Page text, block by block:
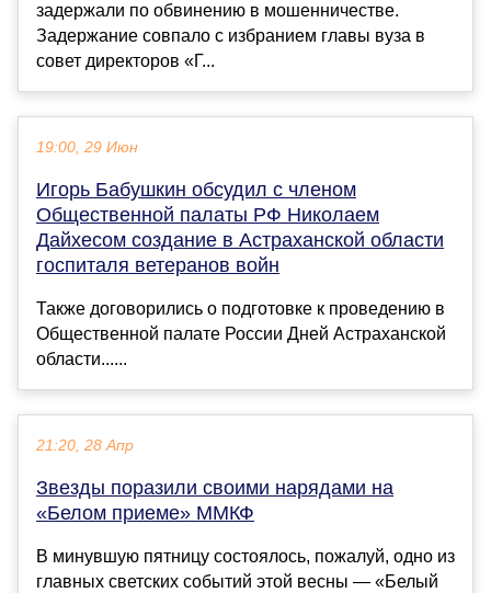
задержали по обвинению в мошенничестве.
Задержание совпало с избранием главы вуза в
совет директоров «Г...
19:00, 29 Июн
Игорь Бабушкин обсудил с членом
Общественной палаты РФ Николаем
Дайхесом создание в Астраханской области
госпиталя ветеранов войн
Также договорились о подготовке к проведению в
Общественной палате России Дней Астраханской
области......
21:20, 28 Апр
Звезды поразили своими нарядами на
«Белом приеме» ММКФ
В минувшую пятницу состоялось, пожалуй, одно из
главных светских событий этой весны — «Белый